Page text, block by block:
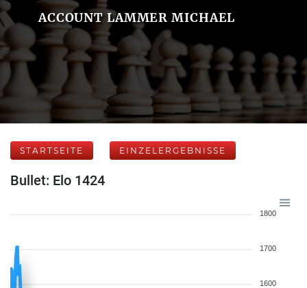
ACCOUNT LAMMER MICHAEL
STARTSEITE EINZELERGEBNISSE
Bullet: Elo 1424
1800
1700
1600